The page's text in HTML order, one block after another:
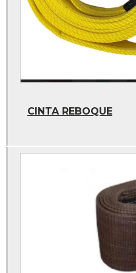
Camara de ar pneu agricola
Chumbo adesivo
Chumbo roda
Faixa refletiva parachoque caminhão
CINTA REBOQUE